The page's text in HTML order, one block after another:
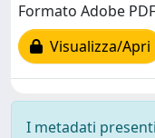
Formato Adobe PDF
Visualizza/Apri
I metadati